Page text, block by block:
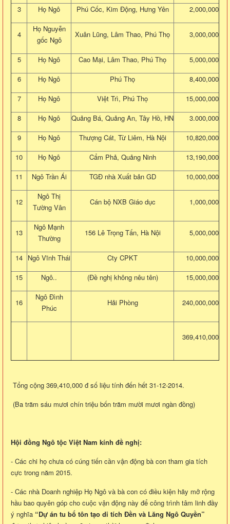
3
Họ Ngô Phú Cốc, Kim Động, Hưng Yên 2,000,000
4
Họ Nguyễn
gốc Ngô
Xuân Lũng, Lâm Thao, Phú Thọ 3,000,000
5 Họ Ngô Cao Mại, Lâm Thao, Phú Thọ
5,000,000
6
Họ Ngô Phú Thọ
8,400,000
7
Họ Ngô Việt Trì, Phú Thọ
15,000,000
8
Họ Ngô Quảng Bá, Quảng An, Tây Hồ, HN
3.000,000
9
Họ Ngô Thượng Cát, Từ Liêm, Hà Nội
10,820,000
10
Họ Ngô Cẩm Phả, Quảng Ninh
13,190,000
11
Ngô Trần Ái TGĐ nhà Xuất bản GD 10,000,000
12
Ngô Thị
Tường Vân
Cán bộ NXB Giáo dục 1,000,000
13
Ngô Mạnh
Thường
156 Lê Trọng Tấn, Hà Nội 5,000,000
14 Ngô Vĩnh Thái Cty CPKT
10,000,000
15
Ngô.. (Đề nghị không nêu tên) 15,000,000
16
Ngô Đình
Phúc
Hải Phòng 240,000,000
369,410,000
Tổng cộng 369,410,000 đ số liệu tính đến hết 31-12-2014.
(Ba trăm sáu mươi chín triệu bốn trăm mười mươi ngàn đồng)
Hội đồng Ngô tộc Việt Nam kính đề nghị:
- Các chi họ chưa có cúng tiến cần vận động bà con tham gia tích
cực trong năm 2015.
- Các nhà Doanh nghiệp Họ Ngô và bà con có điều kiện hãy mở rộng
hầu bao quyên góp cho cuộc vận động này để công trình tâm linh đầy
ý nghĩa “Dự án tu bổ tôn tạo di tích Đền và Lăng Ngô Quyền”